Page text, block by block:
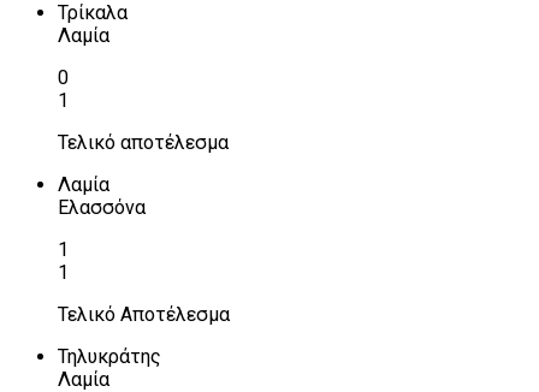
Τρίκαλα
Λαμία
0
1
Τελικό αποτέλεσμα
Λαμία
Ελασσόνα
1
1
Τελικό Αποτέλεσμα
Τηλυκράτης
Λαμία